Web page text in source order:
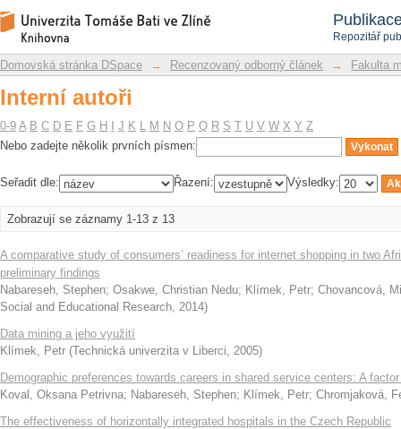
Repozitář
Interní autoři
Repozitář DSpace/Manakin
Domovská stránka DSpace → Recenzovaný odborný článek → Fakulta
Interní autoři
0-9 A B C D E F G H J K L M N O P Q R S T U V W X Y Z
Nebo zadejte několik prvních písmen:
Seřadit dle: Řazení: Výsledky:
Zobrazují se záznamy 1-13 z 13
A comparative study of consumers’ readiness for internet shopping in two
preliminary findings
Nabareseh, Stephen; Osakwe, Christian Nedu; Klímek, Petr; Chovancová,
Social and Educational Research, 2014)
Data mining a jeho využití
Klímek, Petr (Technická univerzita v Liberci, 2005)
Demographic preferences towards careers in shared service centers: A
Koval, Oksana Petrivna; Nabareseh, Stephen; Klímek, Petr; Chromjaková,
The effectiveness of horizontally integrated hospitals in the Czech Republic